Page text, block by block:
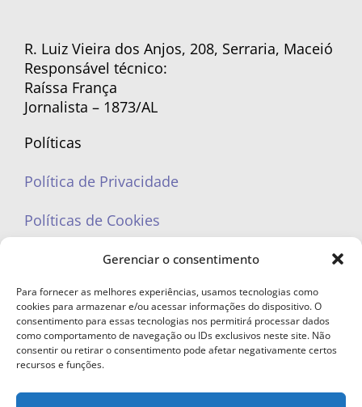
Gerenciar o consentimento
Para fornecer as melhores experiências, usamos tecnologias como
cookies para armazenar e/ou acessar informações do dispositivo. O
consentimento para essas tecnologias nos permitirá processar dados
como comportamento de navegação ou IDs exclusivos neste site. Não
consentir ou retirar o consentimento pode afetar negativamente certos
recursos e funções.
R. Luiz Vieira dos Anjos, 208, Serraria, Maceió
Responsável técnico:
Raíssa França
Jornalista – 1873/AL
Políticas
Política de Privacidade
Políticas de Cookies
portaleufemea@gmail.com